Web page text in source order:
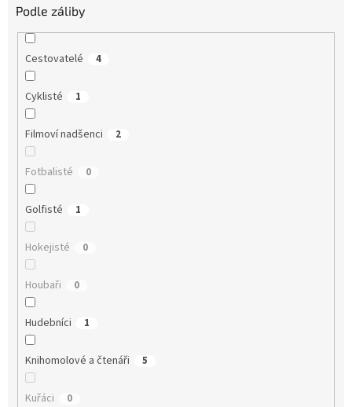
Podle záliby
Cestovatelé 4
Cyklisté 1
Filmoví nadšenci 2
Fotbalisté 0
Golfisté 1
Hokejisté 0
Houbaři 0
Hudebníci 1
Knihomolové a čtenáři 5
Kuřáci 0